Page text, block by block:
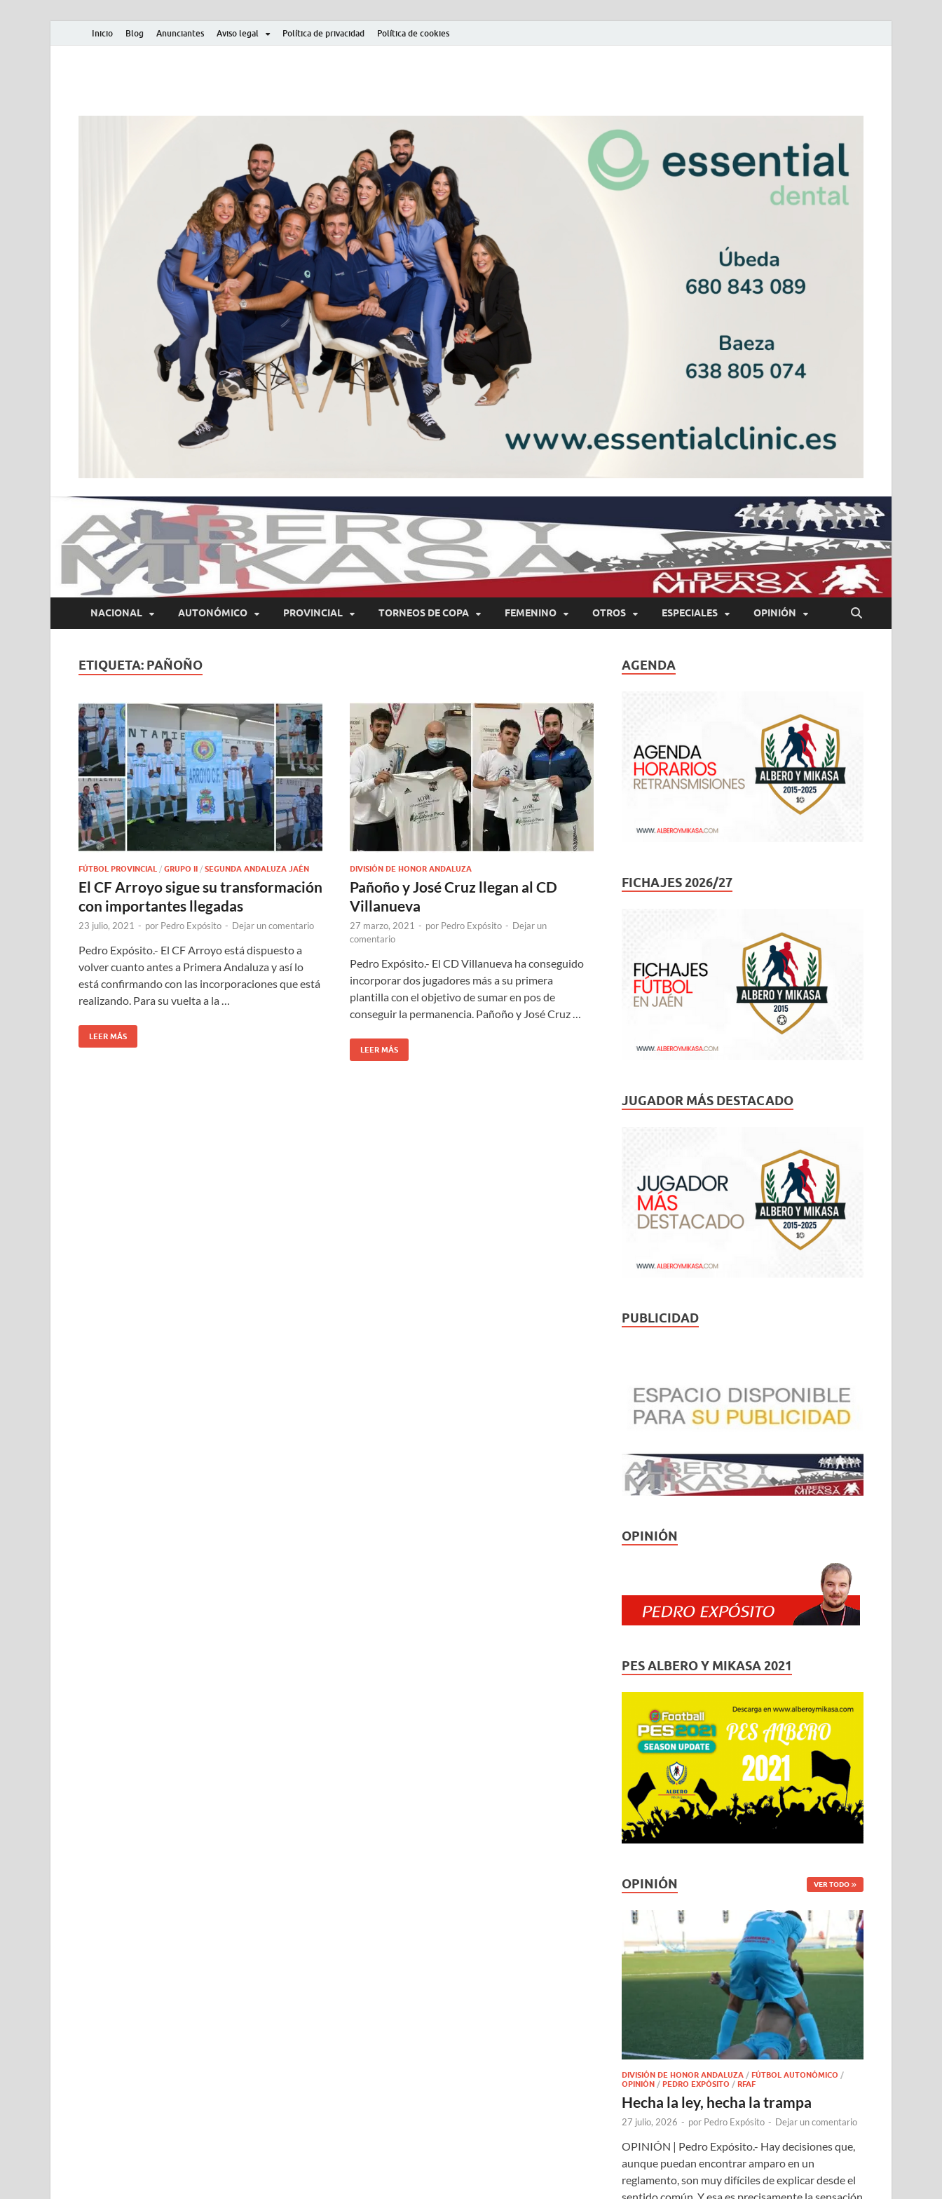
Inicio Blog Anunciantes Aviso legal Política de privacidad Política de cookies
NACIONAL AUTONÓMICO PROVINCIAL TORNEOS DE COPA FEMENINO OTROS ESPECIALES OPINIÓN
ETIQUETA: PAÑOÑO
FÚTBOL PROVINCIAL / GRUPO II / SEGUNDA ANDALUZA JAÉN
El CF Arroyo sigue su transformación
con importantes llegadas
23 julio, 2021 - por Pedro Expósito - Dejar un comentario
Pedro Expósito.- El CF Arroyo está dispuesto a
volver cuanto antes a Primera Andaluza y así lo
está confirmando con las incorporaciones que está
realizando. Para su vuelta a la …
LEER MÁS
DIVISIÓN DE HONOR ANDALUZA
Pañoño y José Cruz llegan al CD
Villanueva
27 marzo, 2021 - por Pedro Expósito - Dejar un
comentario
Pedro Expósito.- El CD Villanueva ha conseguido
incorporar dos jugadores más a su primera
plantilla con el objetivo de sumar en pos de
conseguir la permanencia. Pañoño y José Cruz …
LEER MÁS
AGENDA
FICHAJES 2026/27
JUGADOR MÁS DESTACADO
PUBLICIDAD
OPINIÓN
PES ALBERO Y MIKASA 2021
OPINIÓN VER TODO
DIVISIÓN DE HONOR ANDALUZA /FÚTBOL AUTONÓMICO /
OPINIÓN /PEDRO EXPÓSITO /RFAF
Hecha la ley, hecha la trampa
27 julio, 2026 - por Pedro Expósito - Dejar un comentario
OPINIÓN | Pedro Expósito.- Hay decisiones que,
aunque puedan encontrar amparo en un
reglamento, son muy difíciles de explicar desde el
sentido común. Y esa es precisamente la sensación